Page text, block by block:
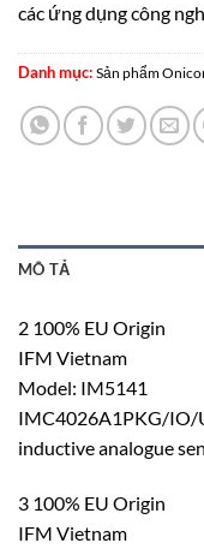
các ứng dụng công
Danh mục: Sản phẩm
MÔ TẢ
2 100% EU Origin
IFM Vietnam
Model: IM5141
IMC4026A1PKG/IO/
inductive analogue
3 100% EU Origin
IFM Vietnam